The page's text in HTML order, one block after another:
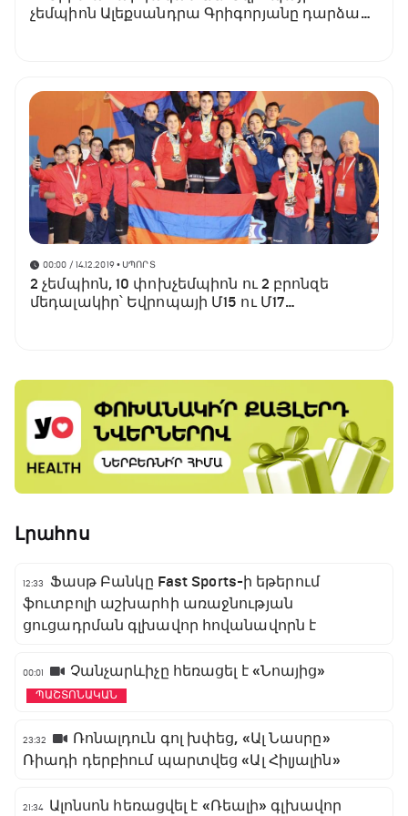
չեմպիոն Ալեքսանդրա Գրիգորյանը դարձավ
00:00 / 14.12.2019• ՍՊՈՐՏ
2 չեմպիոն, 10 փոխչեմպիոն ու 2 բրոնզե
մեդալակիր՝ Եվրոպայի Մ15 ու Մ17
Լրահոս
12:33
Ֆասթ Բանկը Fast Sports-ի եթերում
ֆուտբոլի աշխարհի առաջնության
ցուցադրման գլխավոր հովանավորն է
00:01 Չանչարևիչը հեռացել է «Նոայից»
ՊԱՇՏՈՆԱԿԱՆ
23:32
Ռոնալդուն գոլ խփեց, «Ալ Նասրը»
Ռիադի դերբիում պարտվեց «Ալ Հիլյալին»
21:34 Ալոնսոն հեռացվել է «Ռեալի» գլխավոր